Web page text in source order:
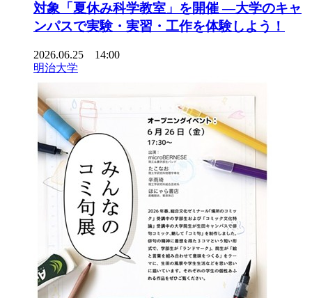
対象「夏休み科学教室」を開催 ―大学のキャ
ンパスで実験・実習・工作を体験しよう！
2026.06.25 14:00
明治大学